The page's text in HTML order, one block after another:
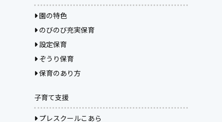
園の特色
のびのび充実保育
設定保育
ぞうり保育
保育のあり方
子育て支援
プレスクールこあら